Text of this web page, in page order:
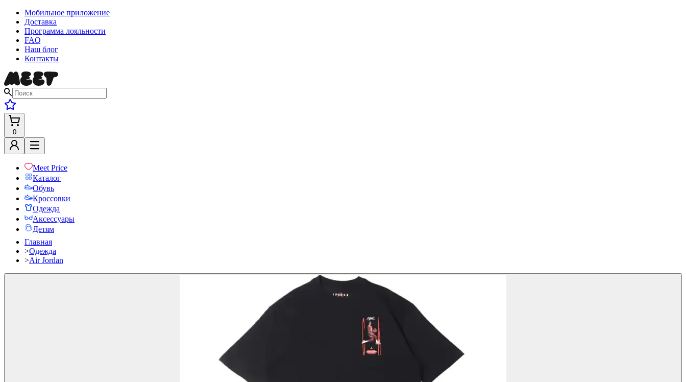
Мобильное приложение
Доставка
Программа лояльности
FAQ
Наш блог
Контакты
0
Meet Price
Каталог
Обувь
Кроссовки
Одежда
Аксессуары
Детям
Главная
>Одежда
>Air Jordan